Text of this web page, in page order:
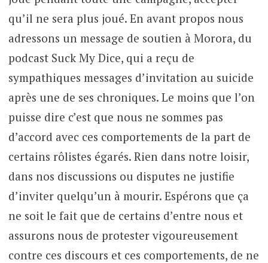
qu’il ne sera plus joué. En avant propos nous
adressons un message de soutien à Morora, du
podcast Suck My Dice, qui a reçu de
sympathiques messages d’invitation au suicide
après une de ses chroniques. Le moins que l’on
puisse dire c’est que nous ne sommes pas
d’accord avec ces comportements de la part de
certains rôlistes égarés. Rien dans notre loisir,
dans nos discussions ou disputes ne justifie
d’inviter quelqu’un à mourir. Espérons que ça
ne soit le fait que de certains d’entre nous et
assurons nous de protester vigoureusement
contre ces discours et ces comportements, de ne